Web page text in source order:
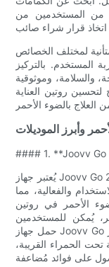
من المستخدمين من
لمختلف الخصائص
المستخدم. بالتركيز
والسلامة، وموثوقية
روتين العناية
وأبرز الموديلات
#### 1. **Joovv
يُعتبر جهاز Joovv Go 2.0 من أفضل أقنعة الضوء الأحمر، وذلك لجودته
والفعالية، مما
الأحمر في روتين
يُمكن للمستخدمين
حمل جهاز Joovv Go بسهولة لاستخدامه أثناء التنقل. يتميز هذا الطراز
الحمراء القريبة،